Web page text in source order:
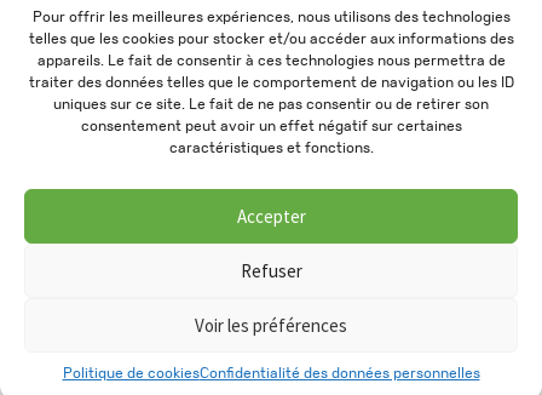
Pour offrir les meilleures expériences, nous utilisons des technologies
telles que les cookies pour stocker et/ou accéder aux informations des
appareils. Le fait de consentir à ces technologies nous permettra de
traiter des données telles que le comportement de navigation ou les ID
uniques sur ce site. Le fait de ne pas consentir ou de retirer son
consentement peut avoir un effet négatif sur certaines
caractéristiques et fonctions.
Accepter
Refuser
Voir les préférences
Politique de cookiesConfidentialité des données personnelles
Adresses
Mes informations personnelles